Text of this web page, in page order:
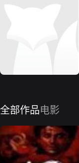
全部作品电影